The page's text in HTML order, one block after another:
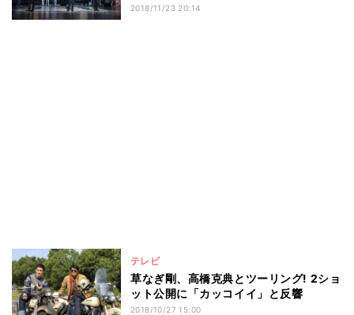
2018/11/23 20:14
テレビ
草なぎ剛、高橋克典とツーリング! 2ショ
ット公開に「カッコイイ」と反響
2018/10/27 15:00